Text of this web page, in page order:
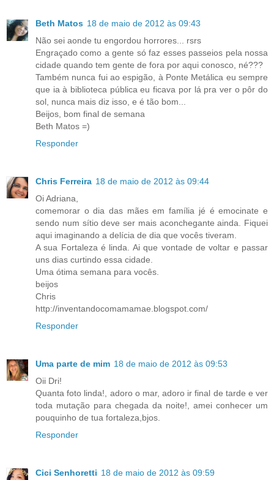
Beth Matos 18 de maio de 2012 às 09:43
Não sei aonde tu engordou horrores... rsrs
Engraçado como a gente só faz esses passeios pela nossa
cidade quando tem gente de fora por aqui conosco, né???
Também nunca fui ao espigão, à Ponte Metálica eu sempre
que ia à biblioteca pública eu ficava por lá pra ver o pôr do
sol, nunca mais diz isso, e é tão bom...
Beijos, bom final de semana
Beth Matos =)
Responder
Chris Ferreira 18 de maio de 2012 às 09:44
Oi Adriana,
comemorar o dia das mães em família jé é emocinate e
sendo num sítio deve ser mais aconchegante ainda. Fiquei
aqui imaginando a delícia de dia que vocês tiveram.
A sua Fortaleza é linda. Ai que vontade de voltar e passar
uns dias curtindo essa cidade.
Uma ótima semana para vocês.
beijos
Chris
http://inventandocomamamae.blogspot.com/
Responder
Uma parte de mim 18 de maio de 2012 às 09:53
Oii Dri!
Quanta foto linda!, adoro o mar, adoro ir final de tarde e ver
toda mutação para chegada da noite!, amei conhecer um
pouquinho de tua fortaleza,bjos.
Responder
Cici Senhoretti 18 de maio de 2012 às 09:59